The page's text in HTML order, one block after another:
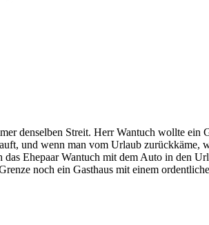
denselben Streit. Herr Wantuch wollte ein
und wenn man vom Urlaub zurückkäme,
Ehepaar Wantuch mit dem Auto in den
noch ein Gasthaus mit einem